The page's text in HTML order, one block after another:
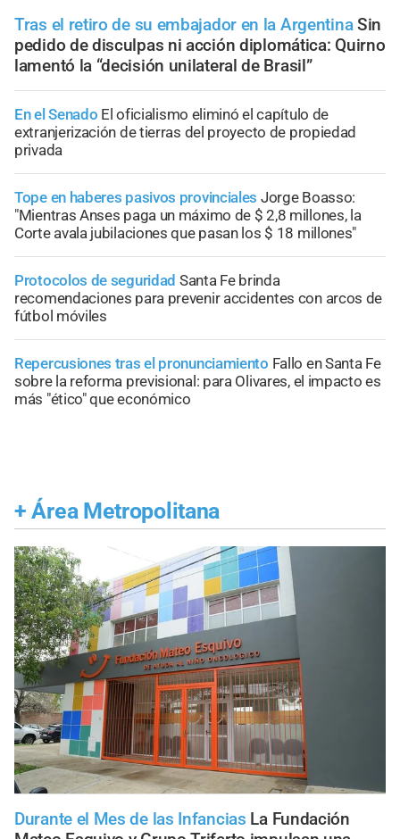
Tras el retiro de su embajador en la Argentina Sin
pedido de disculpas ni acción diplomática: Quirno
lamentó la “decisión unilateral de Brasil”
En el Senado El oficialismo eliminó el capítulo de
extranjerización de tierras del proyecto de propiedad
privada
Tope en haberes pasivos provinciales Jorge Boasso:
"Mientras Anses paga un máximo de $ 2,8 millones, la
Corte avala jubilaciones que pasan los $ 18 millones"
Protocolos de seguridad Santa Fe brinda
recomendaciones para prevenir accidentes con arcos de
fútbol móviles
Repercusiones tras el pronunciamiento Fallo en Santa Fe
sobre la reforma previsional: para Olivares, el impacto es
más "ético" que económico
+ Área Metropolitana
Durante el Mes de las Infancias La Fundación